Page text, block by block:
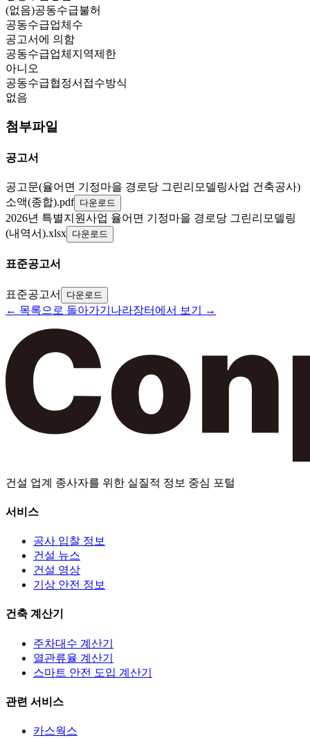
(없음)공동수급불허
공동수급업체수
공고서에 의함
공동수급업체지역제한
아니오
공동수급협정서접수방식
없음
첨부파일
공고서
공고문(율어면 기정마을 경로당 그린리모델링사업 건축공사)
소액(종합).pdf 다운로드
2026년 특별지원사업 율어면 기정마을 경로당 그린리모델링
(내역서).xlsx 다운로드
표준공고서
표준공고서 다운로드
← 목록으로 돌아가기 나라장터에서 보기 →
건설 업계 종사자를 위한 실질적 정보 중심 포털
서비스
공사 입찰 정보
건설 뉴스
건설 영상
기상 안전 정보
건축 계산기
주차대수 계산기
열관류율 계산기
스마트 안전 도입 계산기
관련 서비스
카스웍스